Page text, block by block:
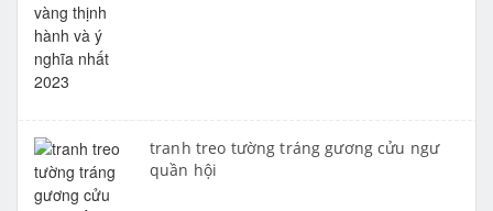
tranh treo tường tráng gương cửu ngư
quần hội